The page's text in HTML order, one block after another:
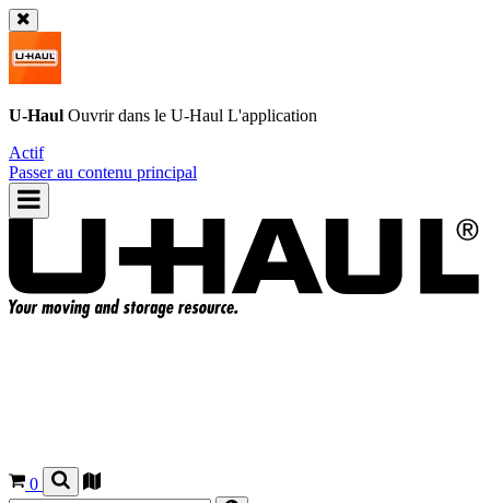
U-Haul Ouvrir dans le U-Haul L'application
Actif
Passer au contenu principal
0